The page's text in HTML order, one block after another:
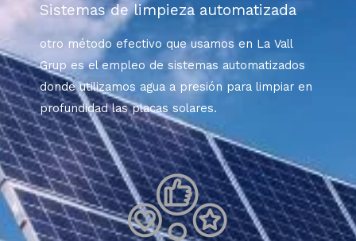
Sistemas de limpieza automatizada
otro método efectivo que usamos en La Vall
Grup es el empleo de sistemas automatizados
donde utilizamos agua a presión para limpiar en
profundidad las placas solares.